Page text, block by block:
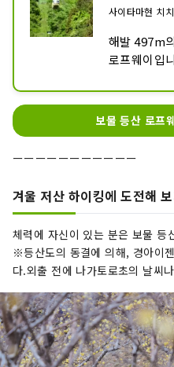
사이타마현 치
해발 497m
로프웨이입
다.
2대의 곤돌
역을 쓰루
일본 원숭이
애칭의 「몬
보물 등산 로프
ーーーーーーーーーーー
겨울 저산 하이킹에 도전해
체력에 자신이 있는 분은 보물 등
※등산도의 동결에 의해, 경아이
다.외출 전에 나가토로초의 날씨